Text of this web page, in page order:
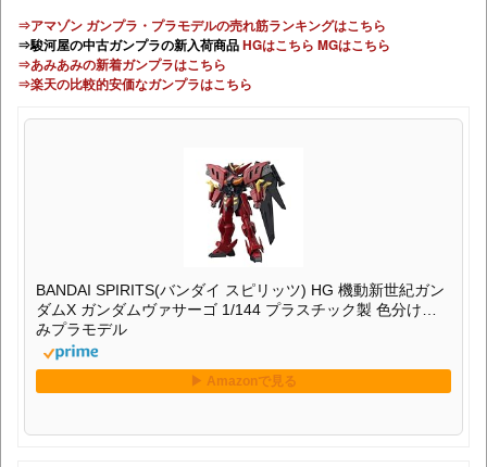
⇒アマゾン ガンプラ・プラモデルの売れ筋ランキングはこちら
⇒駿河屋の中古ガンプラの新入荷商品HGはこちら MGはこちら
⇒あみあみの新着ガンプラはこちら
⇒楽天の比較的安価なガンプラはこちら
BANDAI SPIRITS(バンダイ スピリッツ) HG 機動新世紀ガン
ダムX ガンダムヴァサーゴ 1/144 プラスチック製 色分け済
みプラモデル